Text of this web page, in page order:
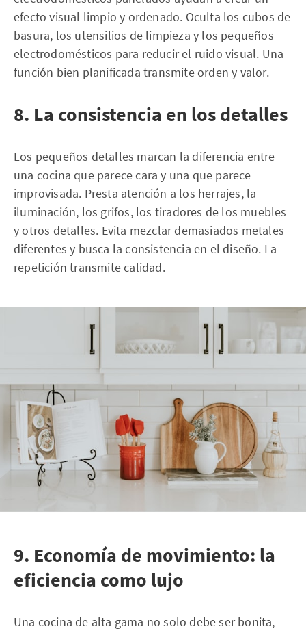
efecto visual limpio y ordenado. Oculta los cubos de
basura, los utensilios de limpieza y los pequeños
electrodomésticos para reducir el ruido visual. Una
función bien planificada transmite orden y valor.
8. La consistencia en los detalles
Los pequeños detalles marcan la diferencia entre
una cocina que parece cara y una que parece
improvisada. Presta atención a los herrajes, la
iluminación, los grifos, los tiradores de los muebles
y otros detalles. Evita mezclar demasiados metales
diferentes y busca la consistencia en el diseño. La
repetición transmite calidad.
9. Economía de movimiento: la
eficiencia como lujo
Una cocina de alta gama no solo debe ser bonita,